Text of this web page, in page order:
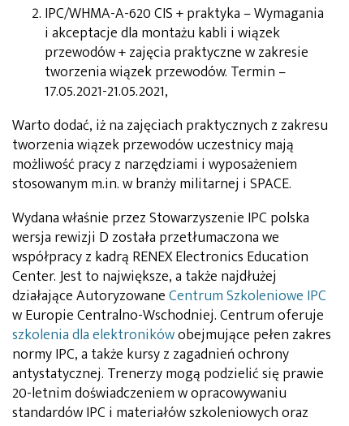
IPC/WHMA-A-620 CIS + praktyka – Wymagania
i akceptacje dla montażu kabli i wiązek
przewodów + zajęcia praktyczne w zakresie
tworzenia wiązek przewodów. Termin –
17.05.2021-21.05.2021,
Warto dodać, iż na zajęciach praktycznych z zakresu
tworzenia wiązek przewodów uczestnicy mają
możliwość pracy z narzędziami i wyposażeniem
stosowanym m.in. w branży militarnej i SPACE.
Wydana właśnie przez Stowarzyszenie IPC polska
wersja rewizji D została przetłumaczona we
współpracy z kadrą RENEX Electronics Education
Center. Jest to największe, a także najdłużej
działające AutoryzowaneCentrum Szkoleniowe IPC
w Europie Centralno-Wschodniej. Centrum oferuje
szkolenia dla elektronikówobejmujące pełen zakres
normy IPC, a także kursy z zagadnień ochrony
antystatycznej. Trenerzy mogą podzielić się prawie
20-letnim doświadczeniem w opracowywaniu
standardów IPC i materiałów szkoleniowych oraz